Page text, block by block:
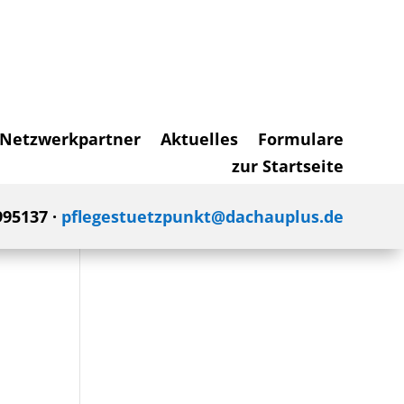
Netzwerkpartner Aktuelles
Formulare
zur Startseite
· pflegestuetzpunkt@dachauplus.de